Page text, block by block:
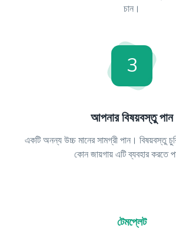
চান।
3
আপনার বিষয়বস্তু পান
একটি অনন্য উচ্চ মানের সামগ্রী পান। বিষয়বস্তু
কোন জায়গায় এটি ব্যবহার করতে
টেমপ্লেট